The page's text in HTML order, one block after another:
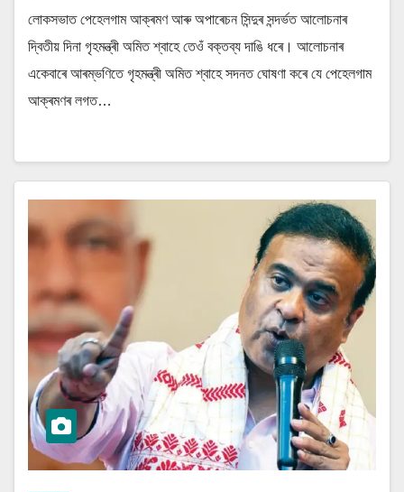
লোকসভাত পেহেলগাম আক্ৰমণ আৰু অপাৰেচন সিন্দুৰ সন্দৰ্ভত আলোচনাৰ
দ্বিতীয় দিনা গৃহমন্ত্ৰী অমিত শ্বাহে তেওঁ বক্তব্য দাঙি ধৰে। আলোচনাৰ
একেবাৰে আৰম্ভণিতে গৃহমন্ত্ৰী অমিত শ্বাহে সদনত ঘোষণা কৰে যে পেহেলগাম
আক্ৰমণৰ লগত…